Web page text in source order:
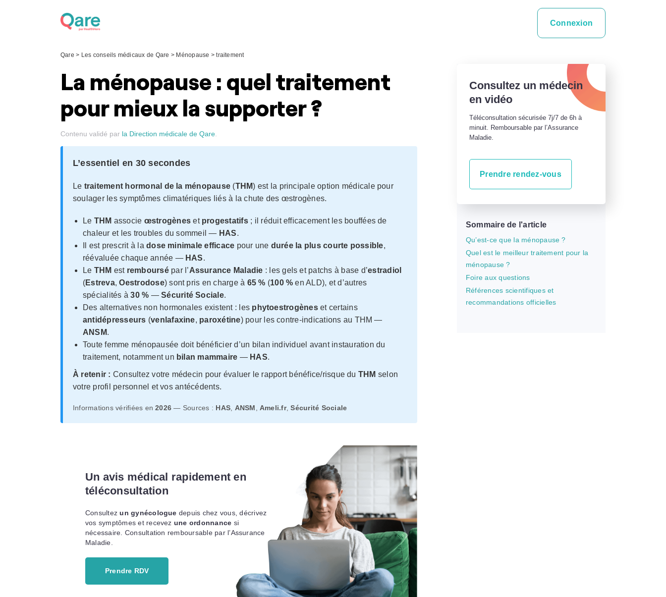
Connexion
Qare > Les conseils médicaux de Qare > Ménopause >traitement
La ménopause : quel traitement
pour mieux la supporter ?
Contenu validé par la Direction médicale de Qare.
L’essentiel en 30 secondes
Le traitement hormonal de la ménopause (THM) est la principale option médicale pour
soulager les symptômes climatériques liés à la chute des œstrogènes.
Le THM associe œstrogènes et progestatifs; il réduit efficacement les bouffées de
chaleur et les troubles du sommeil — HAS.
Il est prescrit à ladose minimale efficace pour une durée la plus courte possible,
réévaluée chaque année — HAS.
Le THM est remboursépar l’Assurance Maladie : les gels et patchs à base d’estradiol
(Estreva,Oestrodose) sont pris en charge à 65 % (100 % en ALD), et d’autres
spécialités à30 % —Sécurité Sociale.
Des alternatives non hormonales existent : les phytoestrogèneset certains
antidépresseurs (venlafaxine, paroxétine) pour les contre-indications au THM —
ANSM.
Toute femme ménopausée doit bénéficier d’un bilan individuel avant instauration du
traitement, notamment un bilan mammaire — HAS.
À retenir : Consultez votre médecin pour évaluer le rapport bénéfice/risque du THM selon
votre profil personnel et vos antécédents.
Informations vérifiées en2026 — Sources : HAS, ANSM , Ameli.fr,Sécurité Sociale
Un avis médical rapidement en
téléconsultation
Consultezun gynécologue depuis chez vous, décrivez
vos symptômes et recevez une ordonnance si
nécessaire. Consultation remboursable par l’Assurance
Maladie.
Prendre RDV
Consultez un médecin
en vidéo
Téléconsultation sécurisée 7j/7 de 6h à
minuit. Remboursable par l’Assurance
Maladie.
Prendre rendez-vous
Sommaire de l'article
Qu’est-ce que la ménopause ?
Quel est le meilleur traitement pour la
ménopause ?
Foire aux questions
Références scientifiques et
recommandations officielles